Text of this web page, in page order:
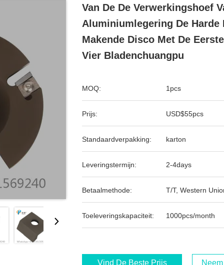
Van De De Verwerkingshoef
Aluminiumlegering De Harde
Makende Disco Met De
Vier Bladenchuangpu
MOQ: 1pcs
Prijs: USD$55pcs
Standaardverpakking: karton
Leveringstermijn: 2-4days
Betaalmethode: T/T, Western
Toeleveringskapaciteit: 1000pcs/month
Vind De Beste Prijs